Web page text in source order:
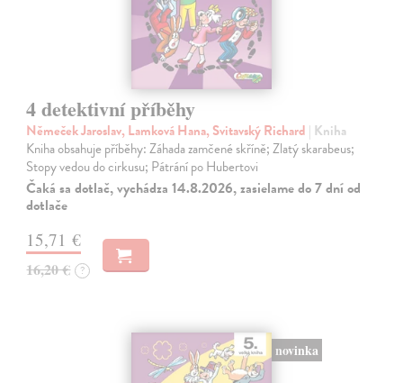
4 detektivní příběhy
Němeček Jaroslav, Lamková Hana, Svitavský Richard | Kniha
Kniha obsahuje příběhy: Záhada zamčené skříně; Zlatý skarabeus;
Stopy vedou do cirkusu; Pátrání po Hubertovi
Čaká sa dotlač, vychádza 14.8.2026, zasielame do 7 dní od
dotlače
15,71 €
16,20 € ?
novinka